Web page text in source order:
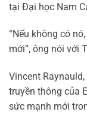
tại Đại học Nam
“Nếu không có
mới”, ông nói với
Vincent
truyền thông của
sức mạnh mới